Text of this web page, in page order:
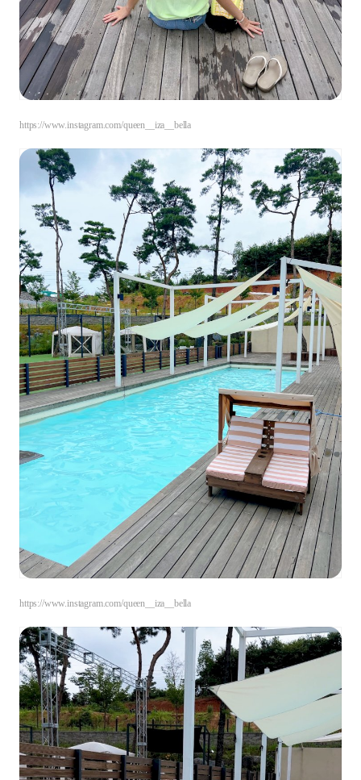
https://www.instagram.com/queen__iza__bella
https://www.instagram.com/queen__iza__bella